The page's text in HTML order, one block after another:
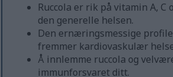
Ruccola er rik på vitamin A, C
den generelle helsen.
Den ernæringsmessige
fremmer kardiovaskulær
Å innlemme ruccola og
immunforsvaret ditt.